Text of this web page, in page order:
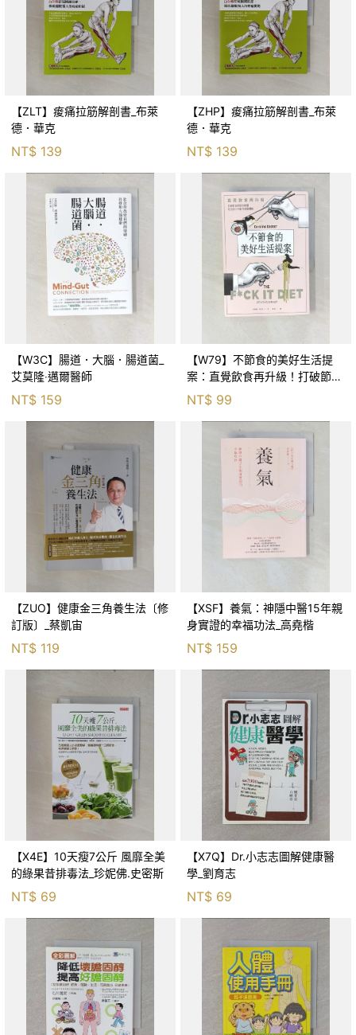
【ZLT】痠痛拉筋解剖書_布萊
德．華克
NT$ 139
【ZHP】痠痛拉筋解剖書_布萊
德．華克
NT$ 139
【W3C】腸道．大腦．腸道菌_
艾莫隆‧邁爾醫師
NT$ 159
【W79】不節食的美好生活提
案：直覺飲食再升級！打破節食
的惡性循環，吃出身心平衡的健
NT$ 99
【ZUO】健康金三角養生法〔修
訂版〕_蔡凱宙
NT$ 119
【XSF】養氣：神隱中醫15年親
身實證的幸福功法_高堯楷
NT$ 159
【X4E】10天瘦7公斤 風靡全美
的綠果昔排毒法_珍妮佛.史密斯
NT$ 69
【X7Q】Dr.小志志圖解健康醫
學_劉育志
NT$ 69